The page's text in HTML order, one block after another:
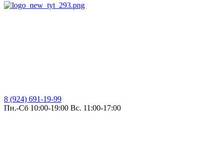
8 (924) 691-19-99
Пн.-Сб 10:00-19:00 Вс. 11:00-17:00